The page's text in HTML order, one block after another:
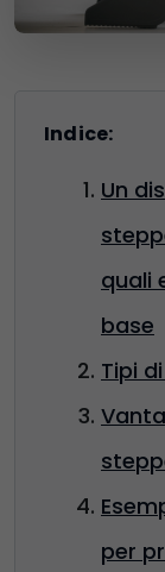
Indice:
Un
quali
base
Tipi
per